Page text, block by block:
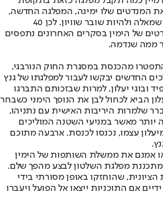
המנדטים שלו ימינה, המפלגה החדשה,
אם תקום, תוכל להעביר אותם שמאלה ולהיות שובר שוויון. לכן 40
של הליכוד ו־65 המנדטים של הימין בסקרים האחרונים נתפסים
ממה שנדמה.
מהכנסת במסגרת החוק הנורבגי,
החדשים יבקשו לעבור למפלגתו של גנץ
ובוגי יעלון, למרות שבזכותם התברגו
הביא לכחול לבן את הנופך הימני כשבחר
שלמרות היריבות האישית עם נתניהו,
מאשר במניעי השטנה המוליכים
עצמו, נכנסו לכנסת. ארבעה מתוכם
אמנם את ממשלת השותפות של הימין
מפלגת השלטון לבצע מהפך שלם.
שהוחזקו באופן מסורתי בידי
אם התוכניות ייצאו אל הפועל ויעברו